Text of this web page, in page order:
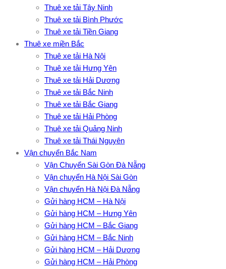
Thuê xe tải Tây Ninh
Thuê xe tải Bình Phước
Thuê xe tải Tiền Giang
Thuê xe miền Bắc
Thuê xe tải Hà Nội
Thuê xe tải Hưng Yên
Thuê xe tải Hải Dương
Thuê xe tải Bắc Ninh
Thuê xe tải Bắc Giang
Thuê xe tải Hải Phòng
Thuê xe tải Quảng Ninh
Thuê xe tải Thái Nguyên
Vận chuyển Bắc Nam
Vận Chuyển Sài Gòn Đà Nẵng
Vận chuyển Hà Nội Sài Gòn
Vận chuyển Hà Nội Đà Nẵng
Gửi hàng HCM – Hà Nội
Gửi hàng HCM – Hưng Yên
Gửi hàng HCM – Bắc Giang
Gửi hàng HCM – Bắc Ninh
Gửi hàng HCM – Hải Dương
Gửi hàng HCM – Hải Phòng